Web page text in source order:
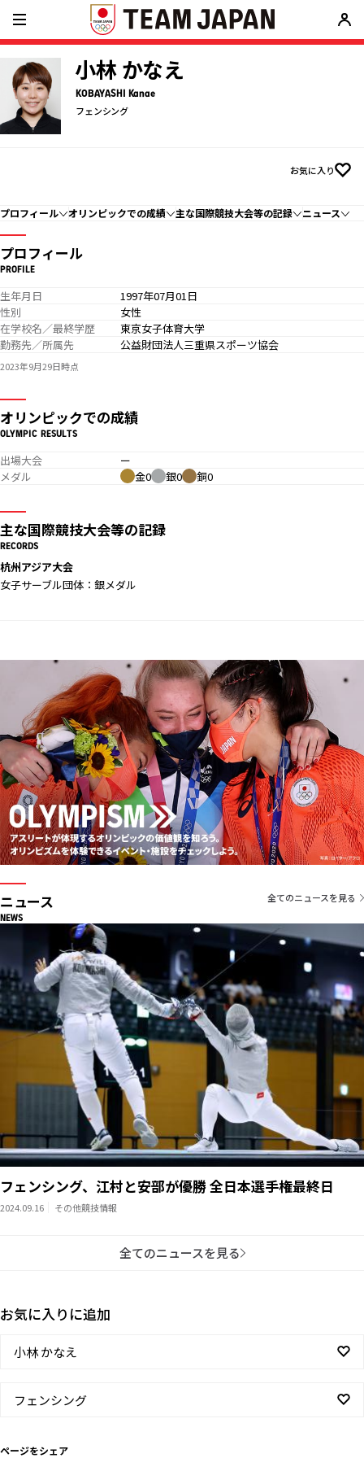
小林 かなえ
KOBAYASHI Kanae
フェンシング
お気に入り
プロフィール オリンピックでの成績 主な国際競技大会等の記録 ニュース
プロフィール
PROFILE
生年月日
1997年07月01日
性別
女性
在学校名／最終学歴
東京女子体育大学
勤務先／所属先
公益財団法人三重県スポーツ協会
2023年9月29日時点
オリンピックでの成績
OLYMPIC RESULTS
出場大会
ー
メダル
金0 銀0 銅0
主な国際競技大会等の記録
RECORDS
杭州アジア大会
女子サーブル団体：銀メダル
ニュース
NEWS
全てのニュースを見る
フェンシング、江村と安部が優勝 全日本選手権最終日
2024.09.16 その他競技情報
全てのニュースを見る
お気に入りに追加
小林 かなえ
フェンシング
ページをシェア